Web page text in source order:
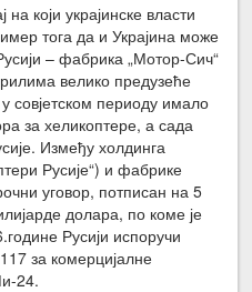
на који украјинске власти
тога да и Украјина може
– фабрика „Мотор-Сич“
велико предузеће
совјетском периоду имало
за хеликоптере, а сада
Између холдинга
Русије“) и фабрике
уговор, потписан на 5
долара, по коме је
Русији испоручи
за комерцијалне
24.